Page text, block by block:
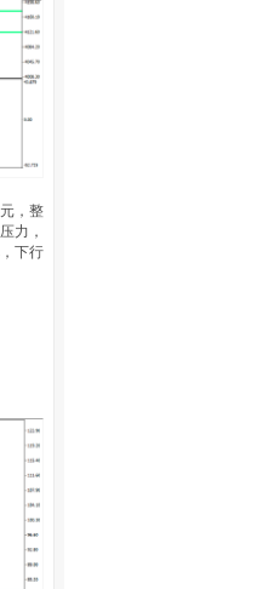
，整
力，
下行